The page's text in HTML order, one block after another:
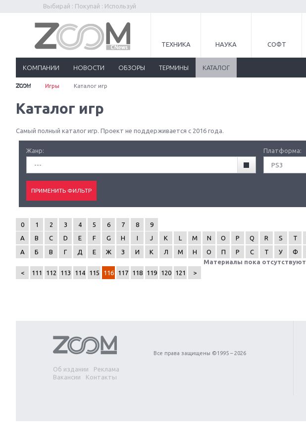
Выбирай : Покупай : Используй
ТЕХНИКА НАУКА СОФТ
КОМПАНИИ НОВОСТИ ОБЗОРЫ ТЕРМИНЫ КАТАЛОГ
Игры Каталог игр
Каталог игр
Самый полный каталог игр. Проект не поддерживается с 2016 года.
Жанр:
---
Платформа:
PS3
0 1 2 3 4 5 6 7 8
9
A
B C D E F G H I J K L M N O P Q R S T
А
Б В Г Д Е Ж З И К Л М Н О П Р С Т У Ф
Материалы пока отсутствуют
<
111 112 113 114 115 116 117 118 119 120 121 >
Next
Об издании
Реклама
Вакансии
Контакты
Все права защищены ©1995 – 2026